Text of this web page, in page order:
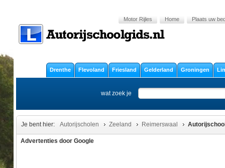
Motor Rijles Home Plaats uw
Drenthe Flevoland Friesland Gelderland Groningen
wat zoek je
Je bent hier: Autorijscholen Zeeland Reimerswaal
Advertenties door Google